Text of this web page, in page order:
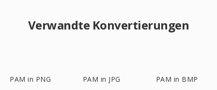
Verwandte Konvertierungen
PAM in PNG PAM in JPG PAM in BMP